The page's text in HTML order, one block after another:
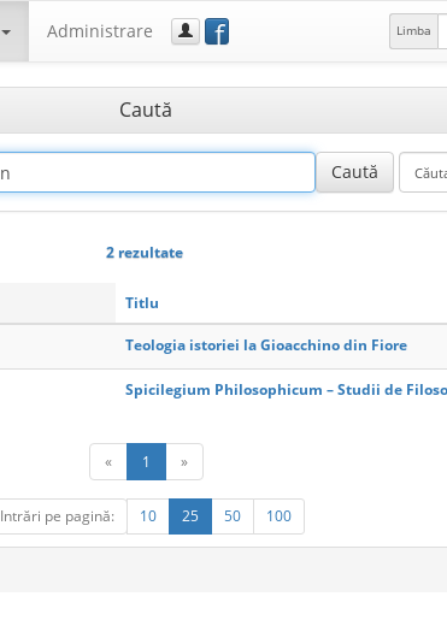
Administrare f Limba
Caută
2 rezultate
Titlu
Teologia istoriei la Gioacchino din Fiore
Spicilegium Philosophicum – Studii de
« 1 »
Intrări pe pagină: 10 25 50 100